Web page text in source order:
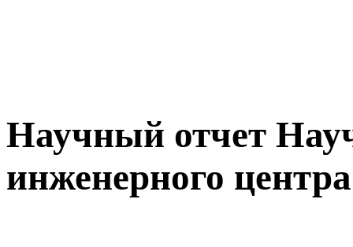
Научный отчет
инженерного